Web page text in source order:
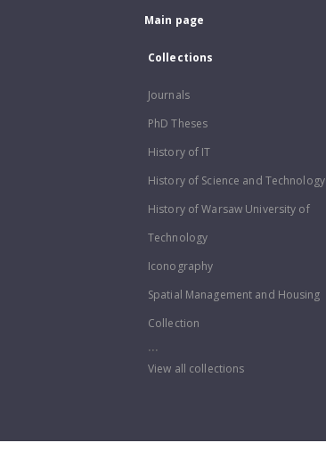
Main page
Collections
Journals
PhD Theses
History of IT
History of Science and Technology
History of Warsaw University of
Technology
Iconography
Spatial Management and Housing
Collection
...
View all collections